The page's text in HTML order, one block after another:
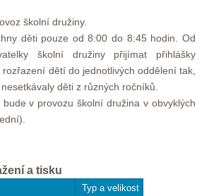
školní družiny.
děti pouze od 8:00 do 8:45 hodin. Od
školní družiny přijímat přihlášky
dětí do jednotlivých oddělení tak,
děti z různých ročníků.
v provozu školní družina v obvyklých
a tisku
Typ a velikost